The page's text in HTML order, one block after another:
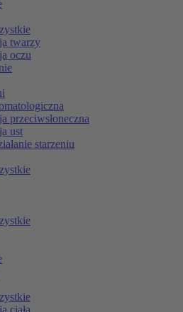
twarzy
oczu
przeciwsłoneczna
ust
starzeniu
ciała